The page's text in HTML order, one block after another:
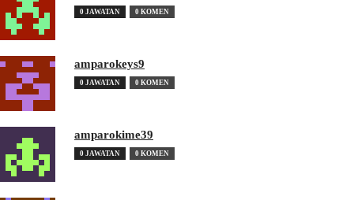
0 JAWATAN 0 KOMEN
amparokeys9
0 JAWATAN 0 KOMEN
amparokime39
0 JAWATAN 0 KOMEN